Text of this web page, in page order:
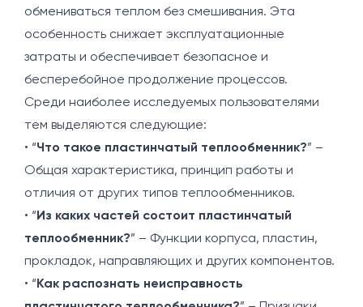
обмениваться теплом без смешивания. Эта
особенность снижает эксплуатационные
затраты и обеспечивает безопасное и
бесперебойное продолжение процессов.
Среди наиболее исследуемых пользователями
тем выделяются следующие:
• “Что такое пластинчатый теплообменник?” –
Общая характеристика, принцип работы и
отличия от других типов теплообменников.
• “ Из каких частей состоит пластинчатый
теплообменник?” – Функции корпуса, пластин,
прокладок, направляющих и других компонентов.
• “ Как распознать неисправность